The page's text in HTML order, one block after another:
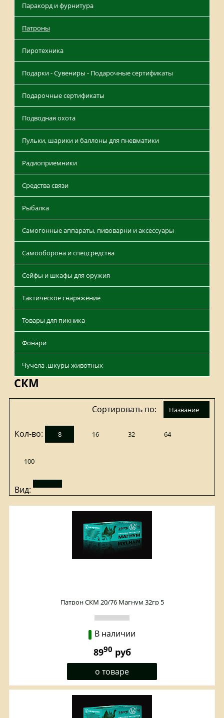
Паракорд и фурнитура
Патроны
Пиротехника
Подарки - Сувениры - Подарочные сертификаты
Подарочные сертификаты
Подводная охота
Пульки, шарики и баллоны для пневматики
Радиоприемники
Средства связи
Рыбалка
Самогонные аппараты, пивоварни и аксессуары
Самооборона и спецсредства
Сейфы и шкафы для оружия
Тактическое снаряжение
Товары для пикника
Фонари
Чучела ,шкуры животных
СКМ
Сортировать по: название
Кол-во: 8 16 32 64
100
Вид:
Патрон СКМ 20/76 Магнум 32гр 5
В наличии
8990 руб
о товаре